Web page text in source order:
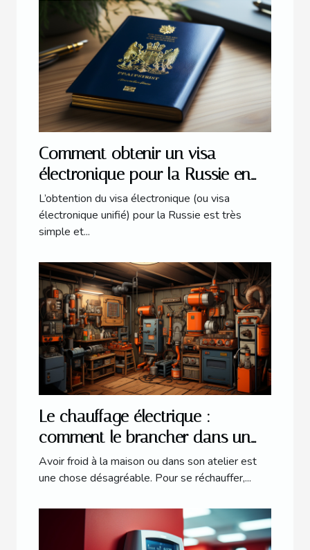
Comment obtenir un visa
électronique pour la Russie en
2021 ?
L’obtention du visa électronique (ou visa
électronique unifié) pour la Russie est très
simple et...
Le chauffage électrique :
comment le brancher dans un
atelier ?
Avoir froid à la maison ou dans son atelier est
une chose désagréable. Pour se réchauffer,...